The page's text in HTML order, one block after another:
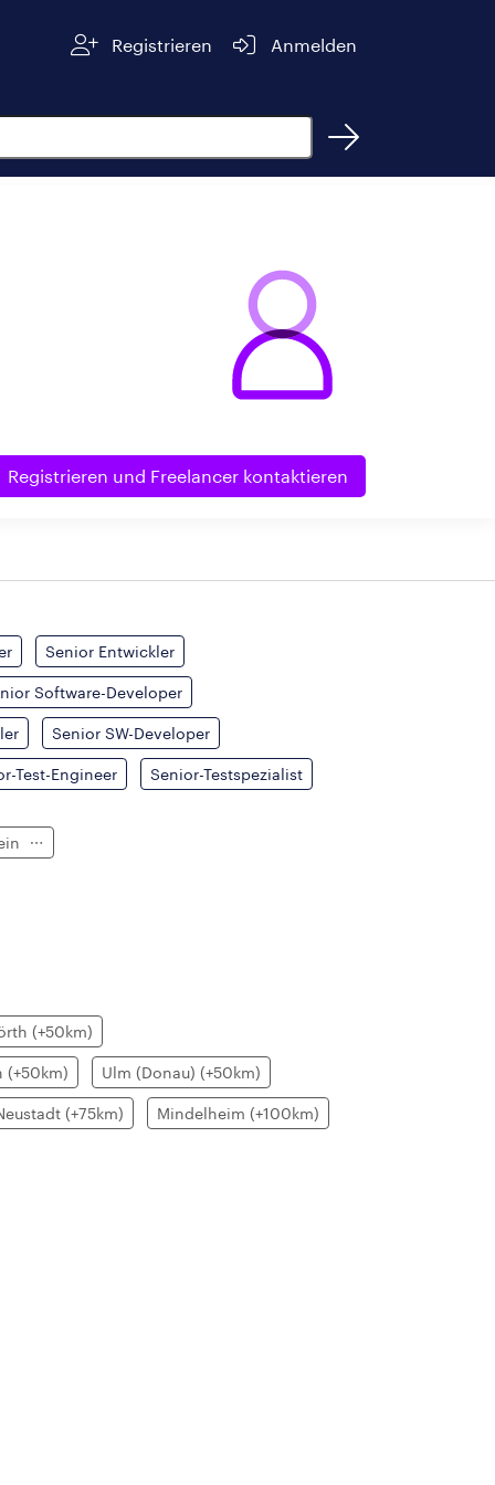
Registrieren Anmelden
Registrieren und Freelancer kontaktieren
Senior Entwickler
Software-Developer
Senior SW-Developer
Test-Engineer Senior-Testspezialist
(+50km)
(+50km) Ulm (Donau) (+50km)
(+75km) Mindelheim (+100km)